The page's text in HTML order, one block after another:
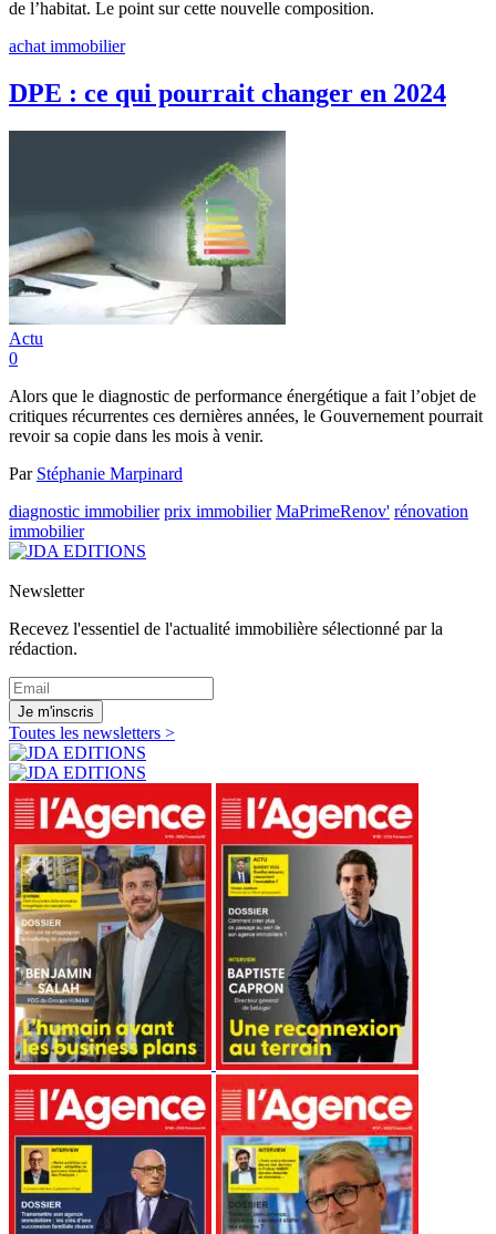
de l’habitat. Le point sur cette nouvelle composition.
achat immobilier
DPE : ce qui pourrait changer en 2024
Actu
0
Alors que le diagnostic de performance énergétique a fait l’objet de
critiques récurrentes ces dernières années, le Gouvernement pourrait
revoir sa copie dans les mois à venir.
Par Stéphanie Marpinard
diagnostic immobilier prix immobilier MaPrimeRenov' rénovation
immobilier
Newsletter
Recevez l'essentiel de l'actualité immobilière sélectionné par la
rédaction.
Je m'inscris
Toutes les newsletters >